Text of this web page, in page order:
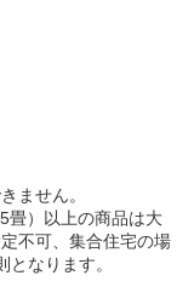
ません。
畳）以上の商品は大
不可 、集合住宅の場
となります。